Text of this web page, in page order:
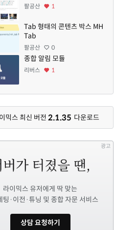
팔공산 1
Tab 형태의 콘텐츠 박스 MH
Tab
팔공산 0
종합 알림 모듈
리버스 1
믹스 최신 버전 2.1.35 다운로드
광고
라이믹스 유저에게 딱 맞는
팅·이전·튜닝 및 종합 자문 서비스
상담 요청하기